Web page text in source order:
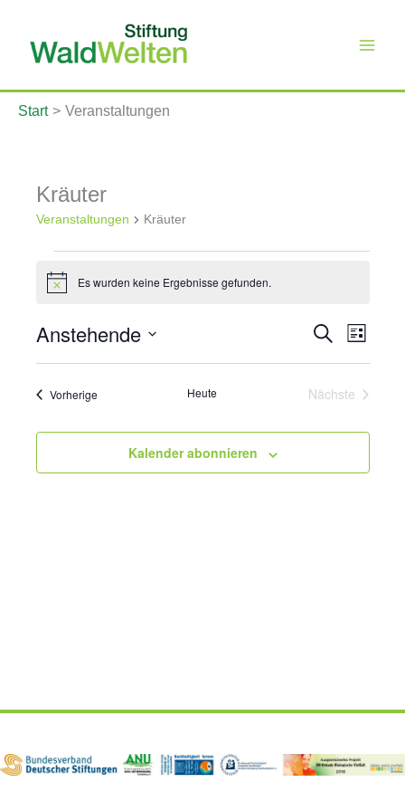
springen
Start Veranstaltungen
Kräuter
Veranstaltungen Kräuter
HinweisEs wurden keine Ergebnisse gefunden.
Such-
und
Suche
Liste
Anstehende
VorherigeVeranstaltungen Heute
Nächste
Kalender abonnieren